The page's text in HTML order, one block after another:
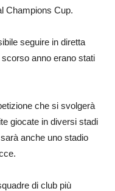
Champions Cup.
seguire in diretta
anno erano stati
che si svolgerà
giocate in diversi stadi
anche uno stadio
di club più